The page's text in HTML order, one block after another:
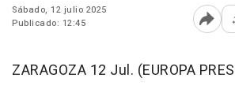
Sábado, 12 julio 2025
Publicado: 12:45
ZARAGOZA 12 Jul. (EUROPA